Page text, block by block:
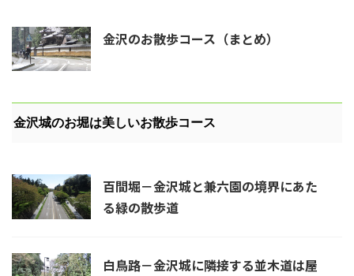
金沢のお散歩コース（まとめ）
金沢城のお堀は美しいお散歩コース
百間堀－金沢城と兼六園の境界にあた
る緑の散歩道
白鳥路－金沢城に隣接する並木道は屋